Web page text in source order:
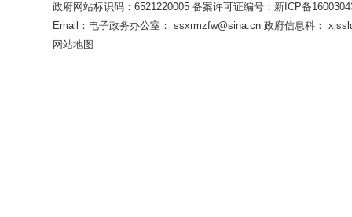
政府网站标识码：6521220005 备案许可证编号：新ICP备
Email：电子政务办公室： ssxrmzfw@sina.cn 政府信息科：
网站地图